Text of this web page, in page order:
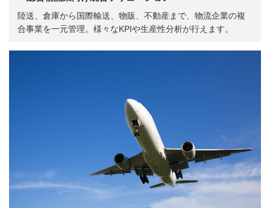
陸送、倉庫から国際輸送、物販、不動産まで、物流企業の複
合事業を一元管理。様々なKPIや生産性分析が行えます。